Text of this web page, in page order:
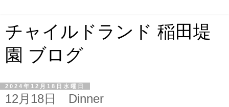
チャイルドランド 稲田堤
園 ブログ
2024年12月18日水曜日
12月18日 Dinner